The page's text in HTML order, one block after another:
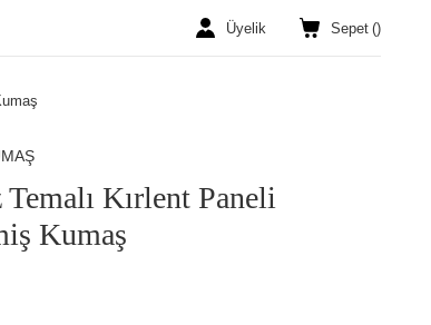
Üyelik Sepet ()
Kırlent Paneli
Kumaş